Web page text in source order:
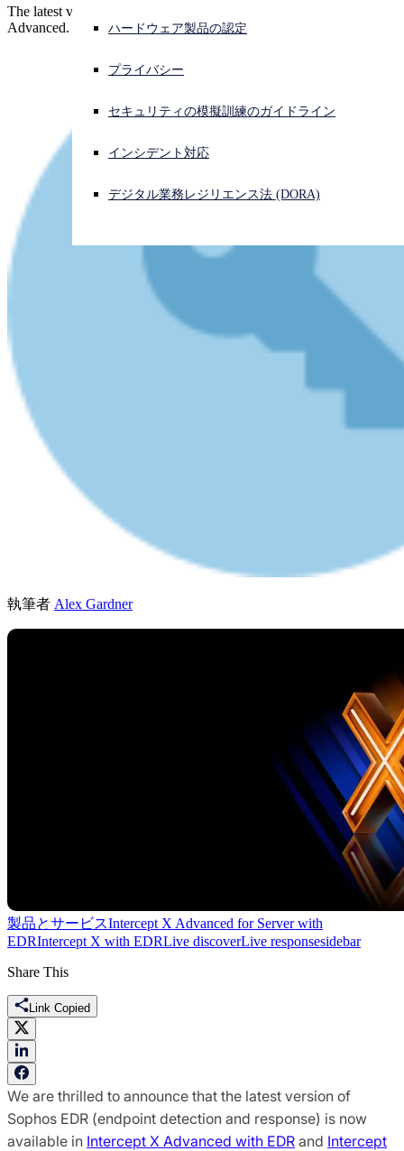
サイバー攻撃を受けている場合、連絡先はこちら
ハードウェア製品の認定
プライバシー
セキュリティの模擬訓練のガイドライン
インシデント対応
デジタル業務レジリエンス法 (DORA)
The latest version of Sophos EDR is now available in Intercept X
Advanced.
執筆者 Alex Gardner
製品とサービスIntercept X Advanced for Server with
EDRIntercept X with EDRLive discoverLive responsesidebar
Share This
Link Copied
We are thrilled to announce that the latest version of
Sophos EDR (endpoint detection and response) is now
available in Intercept X Advanced with EDR and Intercept